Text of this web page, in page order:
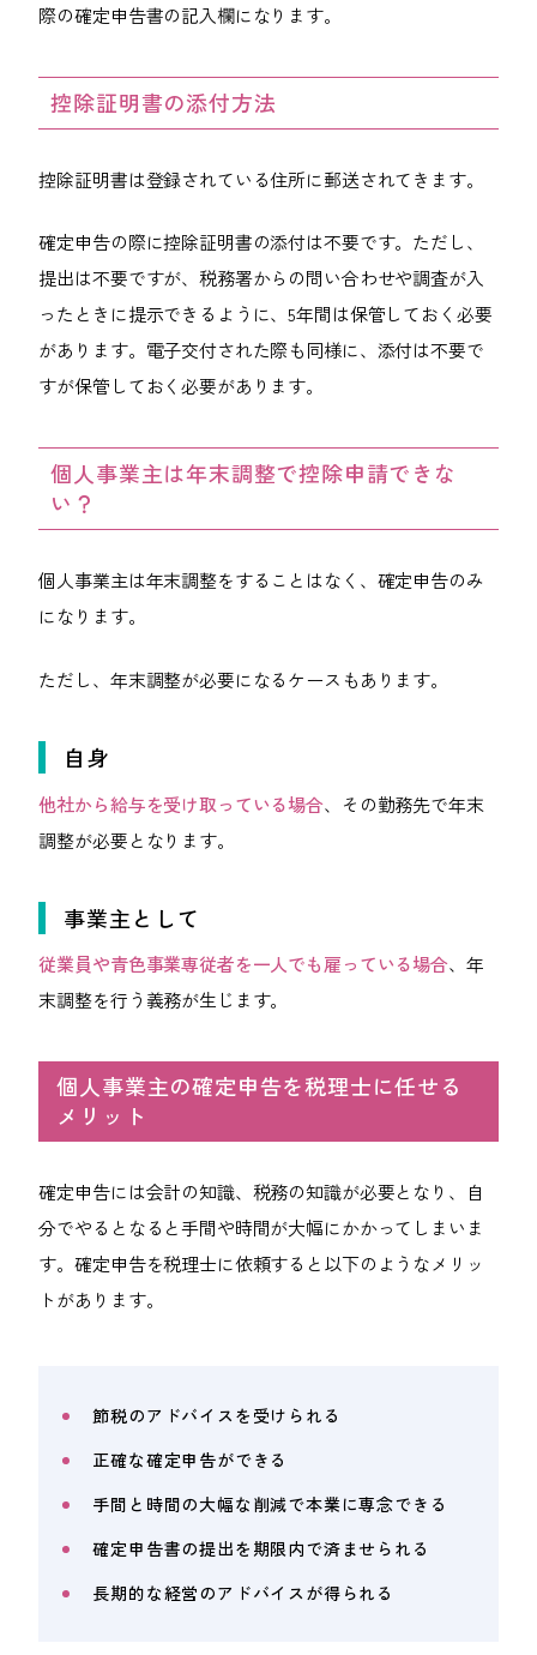
際の確定申告書の記入欄になります。
控除証明書の添付方法
控除証明書は登録されている住所に郵送されてきます。
確定申告の際に控除証明書の添付は不要です。ただし、
提出は不要ですが、税務署からの問い合わせや調査が入
ったときに提示できるように、5年間は保管しておく必要
があります。電子交付された際も同様に、添付は不要で
すが保管しておく必要があります。
個人事業主は年末調整で控除申請できな
い？
個人事業主は年末調整をすることはなく、確定申告のみ
になります。
ただし、年末調整が必要になるケースもあります。
自身
他社から給与を受け取っている場合、その勤務先で年末
調整が必要となります。
事業主として
従業員や青色事業専従者を一人でも雇っている場合、年
末調整を行う義務が生じます。
個人事業主の確定申告を税理士に任せる
メリット
確定申告には会計の知識、税務の知識が必要となり、自
分でやるとなると手間や時間が大幅にかかってしまいま
す。確定申告を税理士に依頼すると以下のようなメリッ
トがあります。
節税のアドバイスを受けられる
正確な確定申告ができる
手間と時間の大幅な削減で本業に専念できる
確定申告書の提出を期限内で済ませられる
長期的な経営のアドバイスが得られる